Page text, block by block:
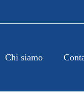
Chi siamo